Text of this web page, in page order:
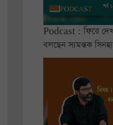
Podcast : ফিরে
বলছেন স্যমন্তক সিনহা